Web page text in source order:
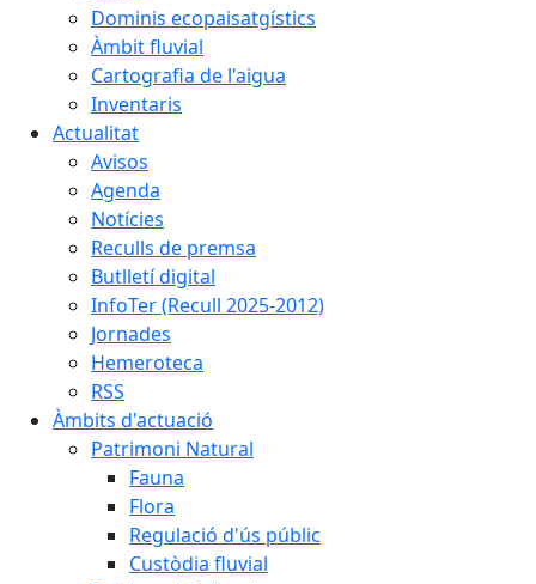
Dominis ecopaisatgístics
Àmbit fluvial
Cartografia de l'aigua
Inventaris
Actualitat
Avisos
Agenda
Notícies
Reculls de premsa
Butlletí digital
InfoTer (Recull 2025-2012)
Jornades
Hemeroteca
RSS
Àmbits d'actuació
Patrimoni Natural
Fauna
Flora
Regulació d'ús públic
Custòdia fluvial